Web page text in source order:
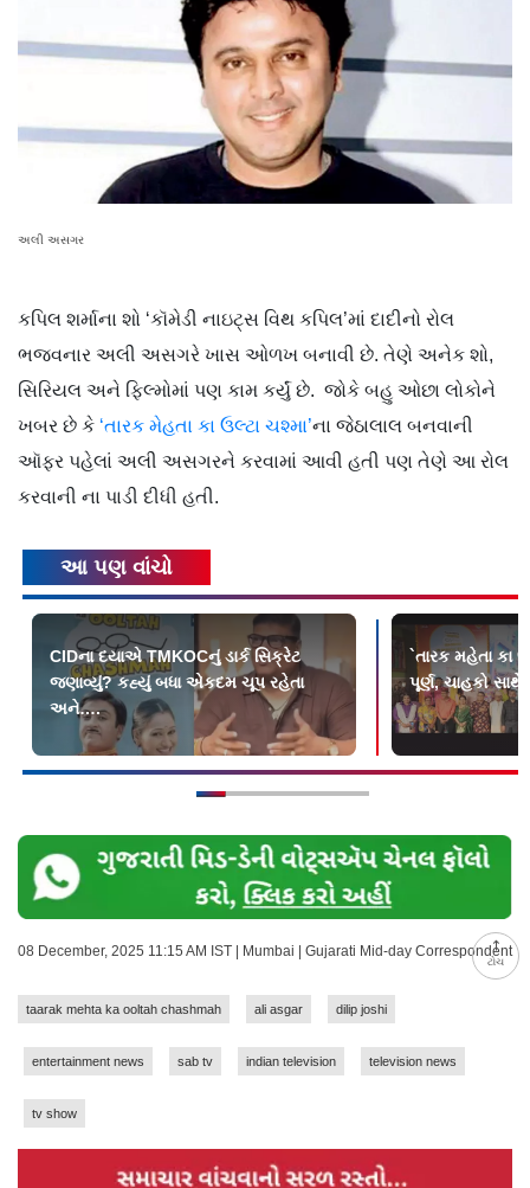
ટોચ
અલી અસગર
કપિલ શર્માના શો ‘કૉમેડી નાઇટ્સ વિથ કપિલ’માં દાદીનો રોલ
ભજવનાર અલી અસગરે ખાસ ઓળખ બનાવી છે. તેણે અનેક શો,
સિરિયલ અને ફિલ્મોમાં પણ કામ કર્યું છે. જોકે બહુ ઓછા લોકોને
ખબર છે કે ‘તારક મેહતા કા ઉલ્ટા ચશ્મા’ના જેઠાલાલ બનવાની
ઑફર પહેલાં અલી અસગરને કરવામાં આવી હતી પણ તેણે આ રોલ
કરવાની ના પાડી દીધી હતી.
આ પણ વાંચો
CIDના દયાએ TMKOCનું ડાર્ક સિક્રેટ
જણાવ્યું? કહ્યું બધા એકદમ ચૂપ રહેતા
અને….
`તારક મહેતા કા
પૂર્ણ, ચાહકો
08 December, 2025 11:15 AM IST | Mumbai | Gujarati Mid-day Correspondent
taarak mehta ka ooltah chashmah ali asgar dilip joshi
entertainment news sab tv indian television television news
tv show